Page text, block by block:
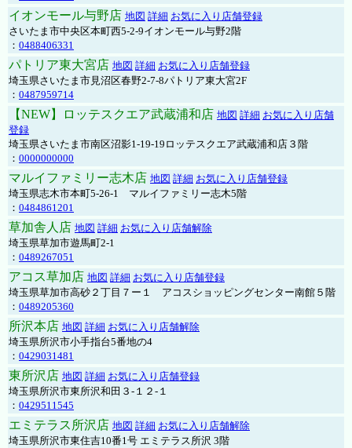
イオンモール与野店 地図 詳細 お気に入り店舗登録
さいたま市中央区本町西5-2-9イオンモール与野2階
： 0488406331
パトリア東大宮店 地図 詳細 お気に入り店舗登録
埼玉県さいたま市見沼区春野2-7-8パトリア東大宮2F
： 0487959714
【NEW】ロッテスクエア武蔵浦和店 地図 詳細 お気に入り店舗
登録
埼玉県さいたま市南区沼影1-19-19ロッテスクエア武蔵浦和店３階
： 0000000000
マルイファミリー志木店 地図 詳細 お気に入り店舗登録
埼玉県志木市本町5-26-1 マルイファミリー志木5階
： 0484861201
草加舎人店 地図 詳細 お気に入り店舗解除
埼玉県草加市遊馬町2-1
： 0489267051
アコス草加店 地図 詳細 お気に入り店舗登録
埼玉県草加市高砂２丁目７ー１ アコスショッピングセンター南館５階
： 0489205360
所沢本店 地図 詳細 お気に入り店舗解除
埼玉県所沢市小手指台5番地の4
： 0429031481
東所沢店 地図 詳細 お気に入り店舗登録
埼玉県所沢市東所沢和田３-１２-１
： 0429511545
エミテラス所沢店 地図 詳細 お気に入り店舗解除
埼玉県所沢市東住吉10番1号 エミテラス所沢 3階